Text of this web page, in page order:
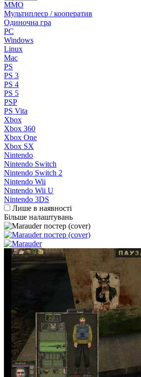
MMO
Мультиплеєр / кооператив
Одиночна гра
PC
Windows
Linux
Mac
PS
PS 3
PS 4
PS 5
PSP
PS Vita
Xbox
Xbox 360
Xbox One
Xbox SX
Nintendo
Nintendo Switch
Nintendo Switch 2
Nintendo Wii
Nintendo Wii U
Nintendo 3DS
Лише в наявності
Більше налаштувань